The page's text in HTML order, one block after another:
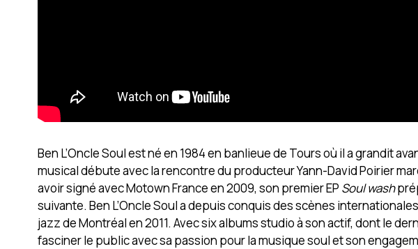
Ben L’Oncle Soul est né en 1984 en banlieue de Tours où il a grandit
musical débute avec la rencontre du producteur Yann-David Poirier
avoir signé avec Motown France en 2009, son premier EP Soul wash
suivante. Ben L’Oncle Soul a depuis conquis des scènes
jazz de Montréal en 2011. Avec six albums studio à son actif, dont le
fasciner le public avec sa passion pour la musique soul et son